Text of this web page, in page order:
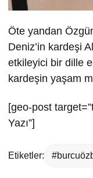
Öte yandan
Deniz’in kardeşi
etkileyici bir dille
kardeşin yaşam
[geo-post
Yazı”]
Etiketler: